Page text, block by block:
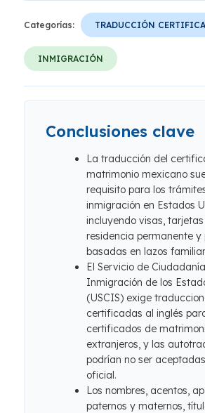
Categorías: TRADUCCIÓN
INMIGRACIÓN
Conclusiones clave
La traducción del
matrimonio mexicano
requisito para los
inmigración en Estados
incluyendo visas,
residencia permanente y
basadas en lazos
El Servicio de
Inmigración de los
(USCIS) exige
certificadas al inglés
certificados de
extranjeros, y las
podrían no ser
oficial.
Los nombres, acentos,
paternos y maternos,